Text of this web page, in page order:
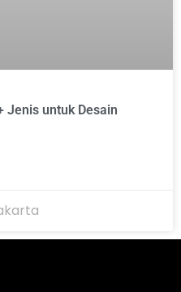
Jenis untuk Desain